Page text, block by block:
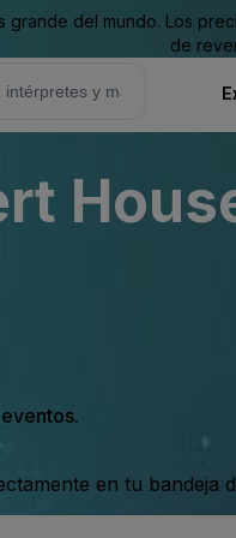
del mundo. Los
de
en tu bandeja